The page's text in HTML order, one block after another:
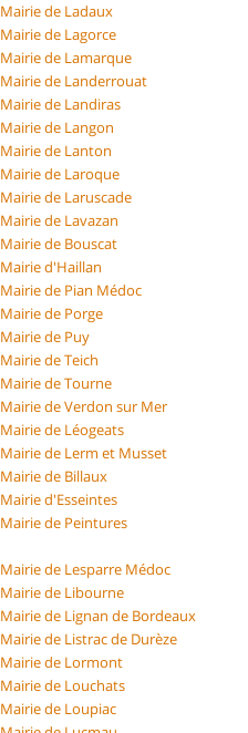
Mairie de Ladaux
Mairie de Lagorce
Mairie de Lamarque
Mairie de Landerrouat
Mairie de Landiras
Mairie de Langon
Mairie de Lanton
Mairie de Laroque
Mairie de Laruscade
Mairie de Lavazan
Mairie de Bouscat
Mairie d'Haillan
Mairie de Pian Médoc
Mairie de Porge
Mairie de Puy
Mairie de Teich
Mairie de Tourne
Mairie de Verdon sur Mer
Mairie de Léogeats
Mairie de Lerm et Musset
Mairie de Billaux
Mairie d'Esseintes
Mairie de Peintures
Mairie de Lesparre Médoc
Mairie de Libourne
Mairie de Lignan de Bordeaux
Mairie de Listrac de Durèze
Mairie de Lormont
Mairie de Louchats
Mairie de Loupiac